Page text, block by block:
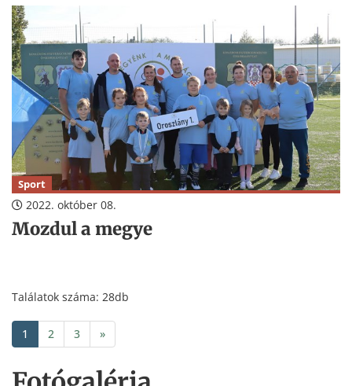
Sport
2022. október 08.
Mozdul a megye
Találatok száma: 28db
1 2 3 »